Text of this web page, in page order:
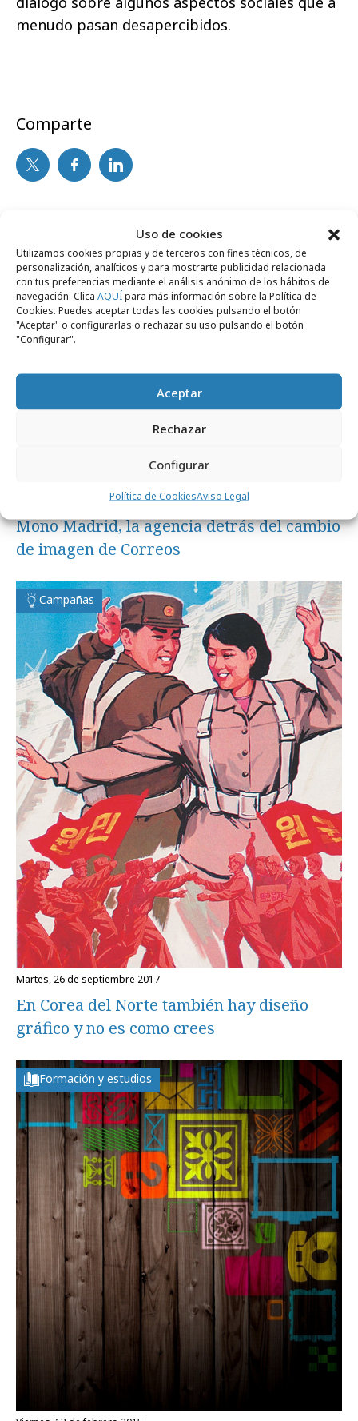
Uso de cookies
Utilizamos cookies propias y de terceros con fines técnicos, de
personalización, analíticos y para mostrarte publicidad relacionada
con tus preferencias mediante el análisis anónimo de los hábitos de
navegación. Clica AQUÍpara más información sobre la Política de
Cookies. Puedes aceptar todas las cookies pulsando el botón
"Aceptar" o configurarlas o rechazar su uso pulsando el botón
"Configurar".
Aceptar
Rechazar
Configurar
Política de CookiesAviso Legal
menudo pasan desapercibidos.
Comparte
Noticias Relacionadas
Agencias
viernes, 5 de julio 2019
Mono Madrid, la agencia detrás del cambio
de imagen de Correos
Campañas
martes, 26 de septiembre 2017
En Corea del Norte también hay diseño
gráfico y no es como crees
Formación y estudios